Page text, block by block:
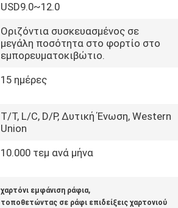
USD9.0~12.0
Οριζόντια συσκευασμένος σε
μεγάλη ποσότητα στο φορτίο στο
εμπορευματοκιβώτιο.
15 ημέρες
T/T, L/C, D/P, Δυτική Ένωση, Western
Union
10.000 τεμ ανά μήνα
χαρτόνι εμφάνιση ράφια,
τοποθετώντας σε ράφι επιδείξεις χαρτονιού